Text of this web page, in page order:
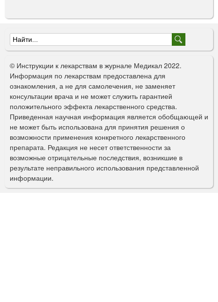
Ф
о
р
м
а
п
о
и
с
к
© Инструкции к лекарствам в журнале Медикал 2022.
Информация по лекарствам предоставлена для
ознакомления, а не для самолечения, не заменяет
консультации врача и не может служить гарантией
положительного эффекта лекарственного средства.
Приведенная научная информация является обобщающей и
не может быть использована для принятия решения о
возможности применения конкретного лекарственного
препарата. Редакция не несет ответственности за
возможные отрицательные последствия, возникшие в
результате неправильного использования представленной
информации.